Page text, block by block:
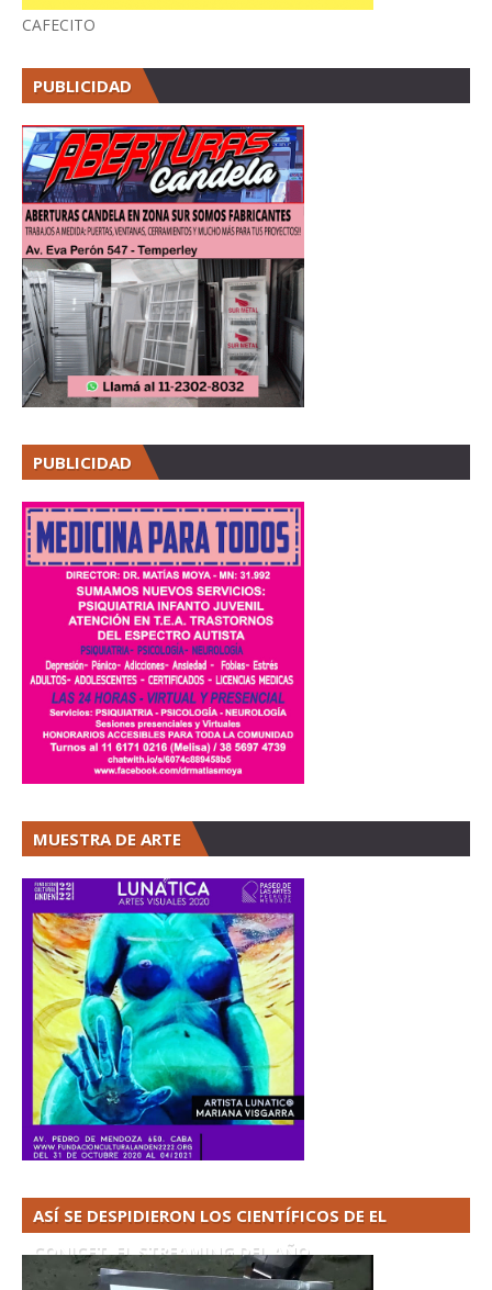
CAFECITO
PUBLICIDAD
PUBLICIDAD
MUESTRA DE ARTE
ASÍ SE DESPIDIERON LOS CIENTÍFICOS DE EL
CONICET. EL STREAMING DEL AÑO